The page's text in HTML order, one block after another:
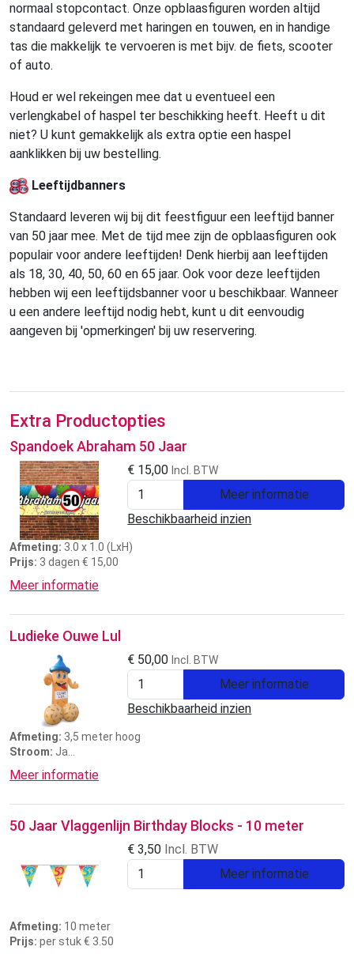
normaal stopcontact. Onze opblaasfiguren worden altijd
standaard geleverd met haringen en touwen, en in handige
tas die makkelijk te vervoeren is met bijv. de fiets, scooter
of auto.
Houd er wel rekeingen mee dat u eventueel een
verlengkabel of haspel ter beschikking heeft. Heeft u dit
niet? U kunt gemakkelijk als extra optie een haspel
aanklikken bij uw bestelling.
Leeftijdbanners
Standaard leveren wij bij dit feestfiguur een leeftijd banner
van 50 jaar mee. Met de tijd mee zijn de opblaasfiguren ook
populair voor andere leeftijden! Denk hierbij aan leeftijden
als 18, 30, 40, 50, 60 en 65 jaar. Ook voor deze leeftijden
hebben wij een leeftijdsbanner voor u beschikbaar. Wanneer
u een andere leeftijd nodig hebt, kunt u dit eenvoudig
aangeven bij 'opmerkingen' bij uw reservering.
Extra Productopties
Spandoek Abraham 50 Jaar
€ 15,00 Incl. BTW
Meer informatie
Beschikbaarheid inzien
Afmeting: 3.0 x 1.0 (LxH)
Prijs: 3 dagen € 15,00
Meer informatie
Ludieke Ouwe Lul
€ 50,00 Incl. BTW
Meer informatie
Beschikbaarheid inzien
Afmeting: 3,5 meter hoog
Stroom: Ja
3 dagen € 50,00
Meer informatie
50 Jaar Vlaggenlijn Birthday Blocks - 10 meter
€ 3,50 Incl. BTW
Meer informatie
Afmeting: 10 meter
Prijs: per stuk € 3.50